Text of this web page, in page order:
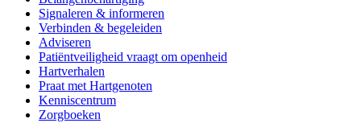
Signaleren & informeren
Verbinden & begeleiden
Adviseren
Patiëntveiligheid vraagt om openheid
Hartverhalen
Praat met Hartgenoten
Kenniscentrum
Zorgboeken